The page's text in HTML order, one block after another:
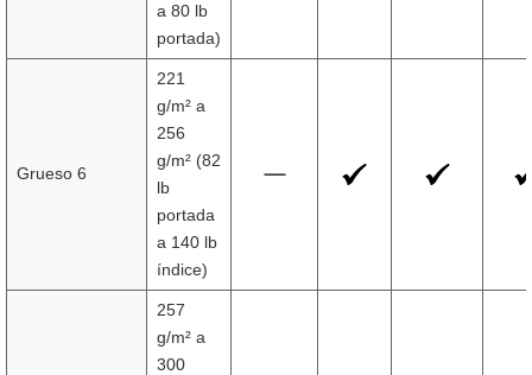
a 80 lb
portada)
Grueso 6
221
g/m² a
256
g/m² (82
lb
portada
a 140 lb
índice)
257
g/m² a
300